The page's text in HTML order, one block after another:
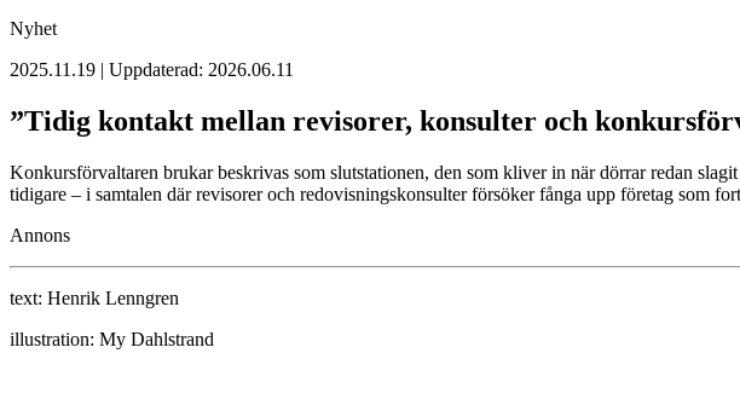
Nyhet
2025.11.19 | Uppdaterad: 2026.06.11
”Tidig kontakt mellan revisorer, konsulter och
Konkursförvaltaren brukar beskrivas som slutstationen, den som kliver in när dörrar redan
tidigare – i samtalen där revisorer och redovisningskonsulter försöker fånga upp företag som
Annons
text: Henrik Lenngren
illustration: My Dahlstrand